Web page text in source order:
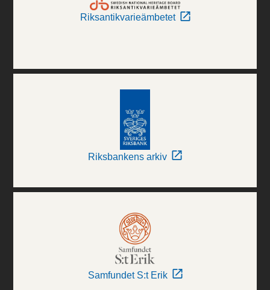
Riksantikvarieämbetet
Riksbankens arkiv
Samfundet S:t Erik